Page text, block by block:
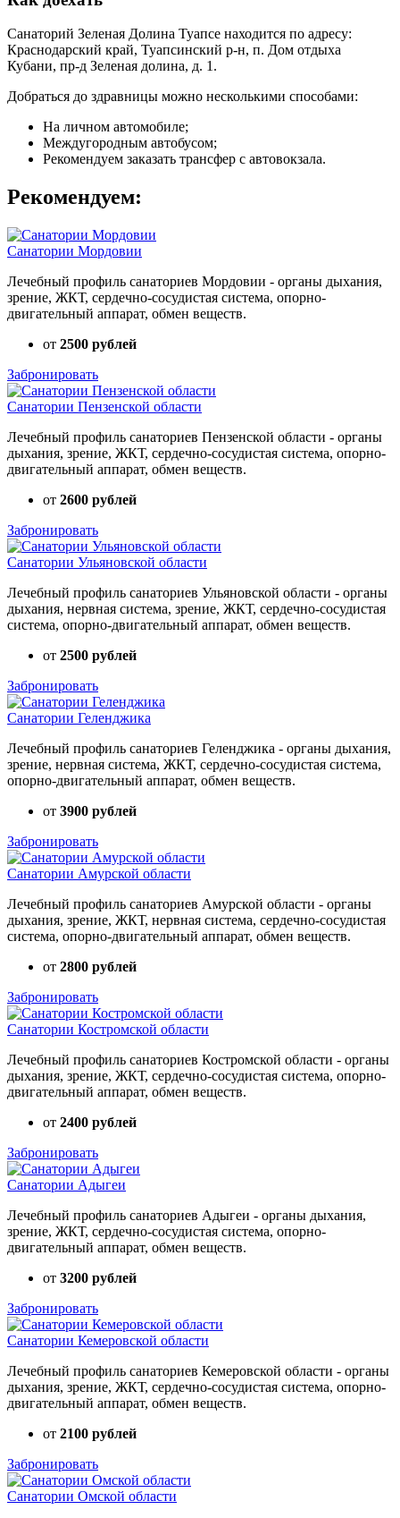
Санаторий Зеленая Долина Туапсе находится по адресу:
Краснодарский край, Туапсинский р-н, п. Дом отдыха
Кубани, пр-д Зеленая долина, д. 1.
Добраться до здравницы можно несколькими способами:
На личном автомобиле;
Междугородным автобусом;
Рекомендуем заказать трансфер с автовокзала.
Рекомендуем:
Санатории Мордовии
Лечебный профиль санаториев Мордовии - органы дыхания,
зрение, ЖКТ, сердечно-сосудистая система, опорно-
двигательный аппарат, обмен веществ.
от 2500 рублей
Забронировать
Санатории Пензенской области
Лечебный профиль санаториев Пензенской области - органы
дыхания, зрение, ЖКТ, сердечно-сосудистая система, опорно-
двигательный аппарат, обмен веществ.
от 2600 рублей
Забронировать
Санатории Ульяновской области
Лечебный профиль санаториев Ульяновской области - органы
дыхания, нервная система, зрение, ЖКТ, сердечно-сосудистая
система, опорно-двигательный аппарат, обмен веществ.
от 2500 рублей
Забронировать
Санатории Геленджика
Лечебный профиль санаториев Геленджика - органы дыхания,
зрение, нервная система, ЖКТ, сердечно-сосудистая система,
опорно-двигательный аппарат, обмен веществ.
от 3900 рублей
Забронировать
Санатории Амурской области
Лечебный профиль санаториев Амурской области - органы
дыхания, зрение, ЖКТ, нервная система, сердечно-сосудистая
система, опорно-двигательный аппарат, обмен веществ.
от 2800 рублей
Забронировать
Санатории Костромской области
Лечебный профиль санаториев Костромской области - органы
дыхания, зрение, ЖКТ, сердечно-сосудистая система, опорно-
двигательный аппарат, обмен веществ.
от 2400 рублей
Забронировать
Санатории Адыгеи
Лечебный профиль санаториев Адыгеи - органы дыхания,
зрение, ЖКТ, сердечно-сосудистая система, опорно-
двигательный аппарат, обмен веществ.
от 3200 рублей
Забронировать
Санатории Кемеровской области
Лечебный профиль санаториев Кемеровской области - органы
дыхания, зрение, ЖКТ, сердечно-сосудистая система, опорно-
двигательный аппарат, обмен веществ.
от 2100 рублей
Забронировать
Санатории Омской области